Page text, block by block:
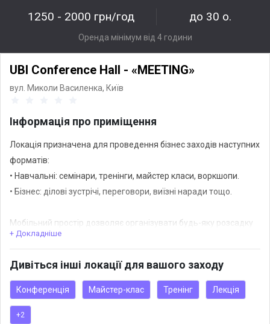
1250 - 2000 грн/год до 30 о.
Оренда мінімум від 4 години
UBI Conference Hall - «MEETING»
вул. Миколи Василенка, Київ
Інформація про приміщення
Локація призначена для проведення бізнес заходів наступних
форматів:
• Навчальні: семінари, тренінги, майстер класи, воркшопи.
• Бізнес: ділові зустрічі, переговори, виїзні наради тощо.
Мобільний простір дозволяє організувати будь-яку розсадку
учасників:
• Круглий стіл,
• Клас,
• Кабаре та ін.
+ Докладніше
Дивіться інші локації для вашого заходу
Конференція Майстер-клас Тренінг Лекція
+2